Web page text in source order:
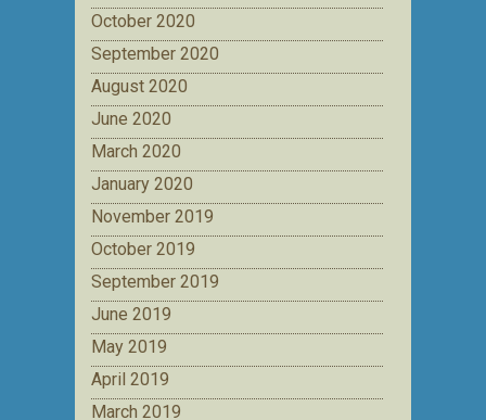
October 2020
September 2020
August 2020
June 2020
March 2020
January 2020
November 2019
October 2019
September 2019
June 2019
May 2019
April 2019
March 2019